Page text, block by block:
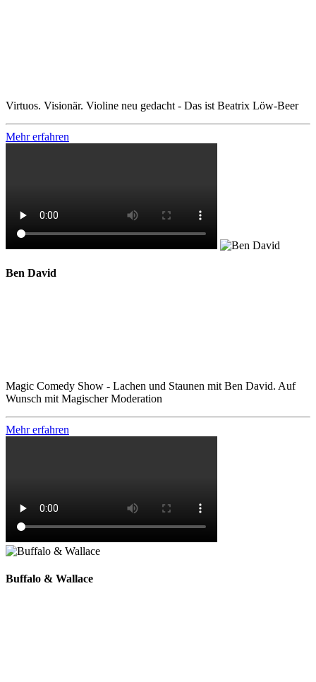
Virtuos. Visionär. Violine neu gedacht - Das ist Beatrix Löw-Beer
Mehr erfahren
Ben David
Magic Comedy Show - Lachen und Staunen mit Ben David. Auf
Wunsch mit Magischer Moderation
Mehr erfahren
Buffalo & Wallace